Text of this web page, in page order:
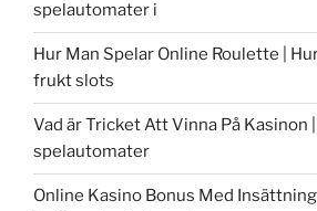
spelautomater i
Hur Man Spelar Online Roulette |
frukt slots
Vad är Tricket Att Vinna På Kasinon
spelautomater
Online Kasino Bonus Med